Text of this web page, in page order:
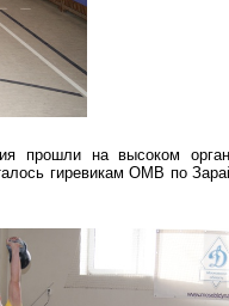
прошли на высоком
гиревикам ОМВ по